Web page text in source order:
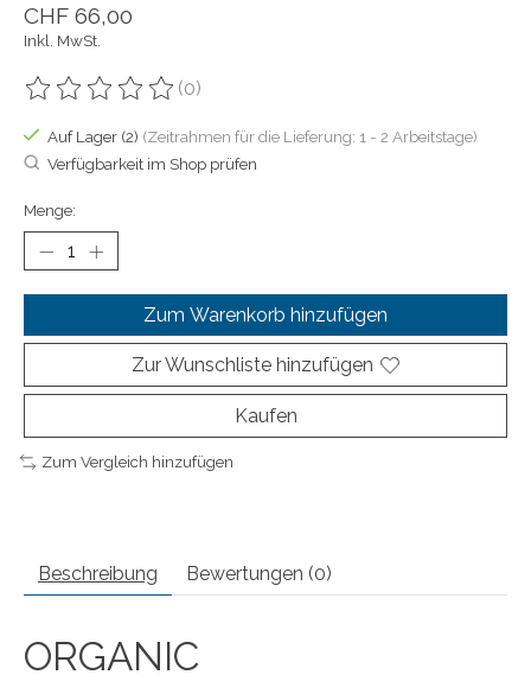
CHF 66,00
Inkl. MwSt.
Die Bewertung dieses Produkts ist
(0)
Auf Lager (2) (Zeitrahmen für die Lieferung: 1 - 2 Arbeitstage)
Verfügbarkeit im Shop prüfen
Menge:
Zum Warenkorb hinzufügen
Zur Wunschliste hinzufügen
Kaufen
Zum Vergleich hinzufügen
Beschreibung Bewertungen (0)
ORGANIC